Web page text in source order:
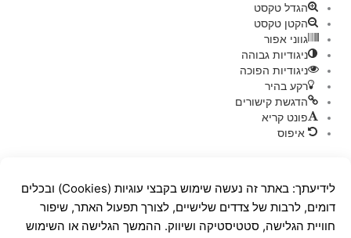
הגדל טקסט
הקטן טקסט
גווני אפור
ניגודיות גבוהה
ניגודיות הפוכה
רקע בהיר
הדגשת קישורים
פונט קריא
איפוס
לידיעתך: באתר זה נעשה שימוש בקבצי עוגיות (Cookies) ובכלים
דומים, לרבות של צדדים שלישיים, לצורך תפעול האתר, שיפור
חוויית הגלישה, סטטיסטיקה ושיווק. ההמשך הגלישה או השימוש